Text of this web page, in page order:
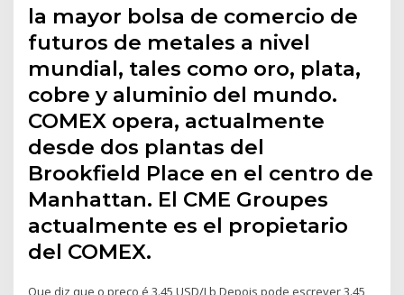
la mayor bolsa de comercio de
futuros de metales a nivel
mundial, tales como oro, plata,
cobre y aluminio del mundo.
COMEX opera, actualmente
desde dos plantas del
Brookfield Place en el centro de
Manhattan. El CME Groupes
actualmente es el propietario
del COMEX.